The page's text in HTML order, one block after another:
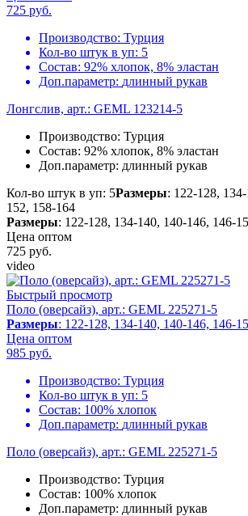
725 руб.
Производство: Турция
Кол-во штук в уп: 5
Состав: 92% хлопок, 8% эластан
Доп.параметр: длинный рукав
Лонгслив, арт.: GEML 123214-5
Производство: Турция
Состав: 92% хлопок, 8% эластан
Доп.параметр: длинный рукав
Кол-во штук в уп: 5Размеры: 122-128,
152, 158-164
Размеры: 122-128, 134-140, 140-146, 146-
Цена оптом
725 руб.
video
Быстрый просмотр
Поло (оверсайз), арт.: GEML 225271-5
Размеры: 122-128, 134-140, 140-146, 146-
Цена оптом
985 руб.
Производство: Турция
Кол-во штук в уп: 5
Состав: 100% хлопок
Доп.параметр: длинный рукав
Поло (оверсайз), арт.: GEML 225271-5
Производство: Турция
Состав: 100% хлопок
Доп.параметр: длинный рукав